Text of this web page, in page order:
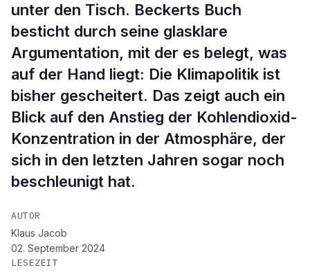
unter den Tisch. Beckerts Buch
besticht durch seine glasklare
Argumentation, mit der es belegt, was
auf der Hand liegt: Die Klimapolitik ist
bisher gescheitert. Das zeigt auch ein
Blick auf den Anstieg der Kohlendioxid-
Konzentration in der Atmosphäre, der
sich in den letzten Jahren sogar noch
beschleunigt hat.
AUTOR
Klaus Jacob
02. September 2024
LESEZEIT